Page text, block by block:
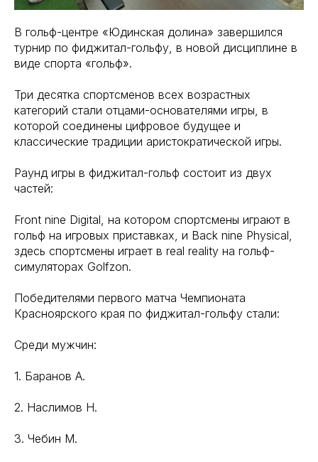
В гольф-центре «Юдинская долина» завершился
турнир по фиджитал-гольфу, в новой дисциплине в
виде спорта «гольф».
Три десятка спортсменов всех возрастных
категорий стали отцами-основателями игры, в
которой соединены цифровое будущее и
классические традиции аристократической игры.
Раунд игры в фиджитал-гольф состоит из двух
частей:
Front nine Digital, на котором спортсмены играют в
гольф на игровых приставках, и Back nine Physical,
здесь спортсмены играет в real reality на гольф-
симуляторах Golfzon.
Победителями первого матча Чемпионата
Красноярского края по фиджитал-гольфу стали:
Среди мужчин:
1. Баранов А.
2. Наслимов Н.
3. Чебин М.